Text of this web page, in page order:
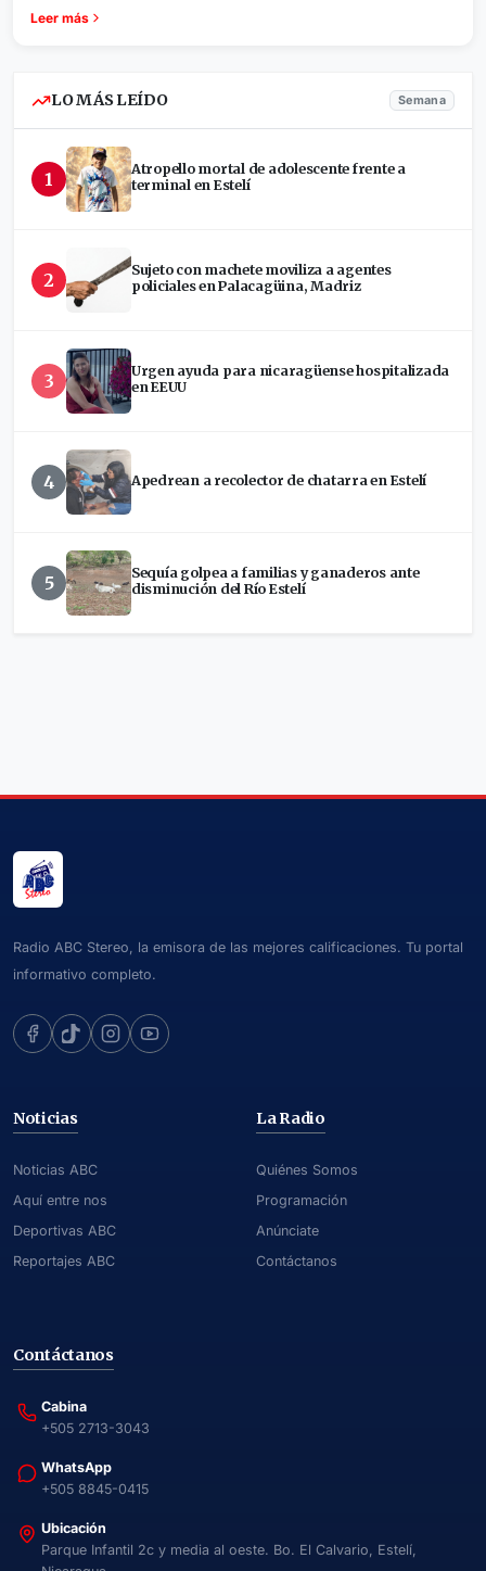
Leer más
LO MÁS LEÍDO Semana
1
Atropello mortal de adolescente frente a
terminal en Estelí
2
Sujeto con machete moviliza a agentes
policiales en Palacagüina, Madriz
3
Urgen ayuda para nicaragüense hospitalizada
en EEUU
4 Apedrean a recolector de chatarra en Estelí
5
Sequía golpea a familias y ganaderos ante
disminución del Río Estelí
Radio ABC Stereo, la emisora de las mejores calificaciones. Tu portal
informativo completo.
Noticias
Noticias ABC
Aquí entre nos
Deportivas ABC
Reportajes ABC
La Radio
Quiénes Somos
Programación
Anúnciate
Contáctanos
Contáctanos
Cabina
+505 2713-3043
WhatsApp
+505 8845-0415
Ubicación
Parque Infantil 2c y media al oeste. Bo. El Calvario, Estelí,